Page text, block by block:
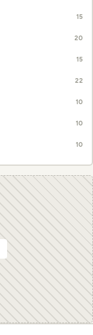
15
20
15
22
10
10
10